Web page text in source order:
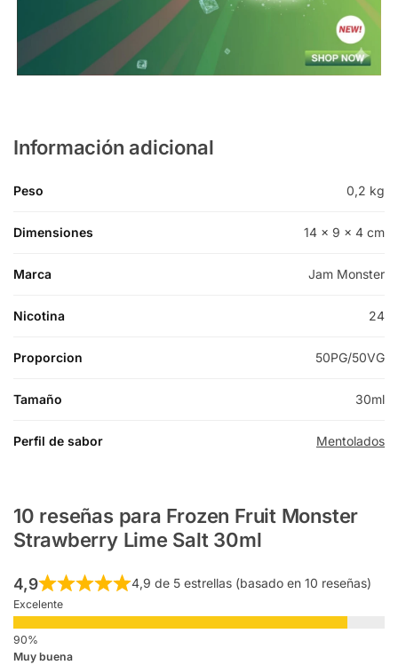
Información adicional
Peso 0,2 kg
Dimensiones 14 × 9 × 4 cm
Marca Jam Monster
Nicotina 24
Proporcion 50PG/50VG
Tamaño 30ml
Perfil de sabor Mentolados
10 reseñas para Frozen Fruit Monster
Strawberry Lime Salt 30ml
4,9 4,9 de 5 estrellas (basado en 10 reseñas)
Excelente
Muy buena